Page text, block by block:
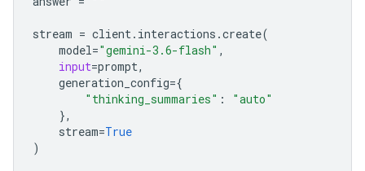
stream = client. interactions .create(
model="gemini-3.6-flash" ,
input=prompt,
generation_config={
"thinking_summaries" :
"auto"
},
stream=True
)